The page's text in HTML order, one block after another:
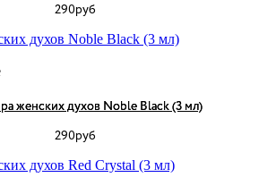
290руб
женских духов Noble Black (3 мл)
290руб